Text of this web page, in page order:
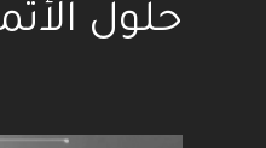
حلول